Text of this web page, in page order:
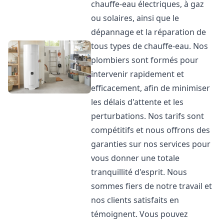
chauffe-eau électriques, à gaz
ou solaires, ainsi que le
dépannage et la réparation de
tous types de chauffe-eau. Nos
plombiers sont formés pour
intervenir rapidement et
efficacement, afin de minimiser
les délais d'attente et les
perturbations. Nos tarifs sont
compétitifs et nous offrons des
garanties sur nos services pour
vous donner une totale
tranquillité d'esprit. Nous
sommes fiers de notre travail et
nos clients satisfaits en
témoignent. Vous pouvez